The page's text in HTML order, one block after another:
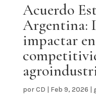
Acuerdo
Argentina:
impactar
porCD | Feb 9, 2026 |